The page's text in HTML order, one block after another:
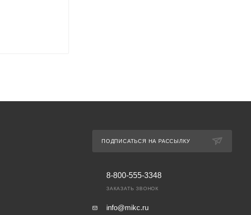
ПОДПИСАТЬСЯ НА РАССЫЛКУ
8-800-555-3348
ЗАКАЗАТЬ ЗВОНОК
info@mikc.ru